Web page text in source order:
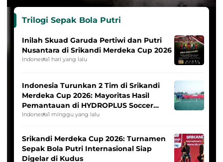
Trilogi Sepak Bola Putri
Inilah Skuad Garuda Pertiwi dan Putri
Nusantara di Srikandi Merdeka Cup 2026
Indonesia1 hari yang lalu
Indonesia Turunkan 2 Tim di Srikandi
Merdeka Cup 2026: Mayoritas Hasil
Pemantauan di HYDROPLUS Soccer
League
Indonesia1 minggu yang lalu
Srikandi Merdeka Cup 2026: Turnamen
Sepak Bola Putri Internasional Siap
Digelar di Kudus